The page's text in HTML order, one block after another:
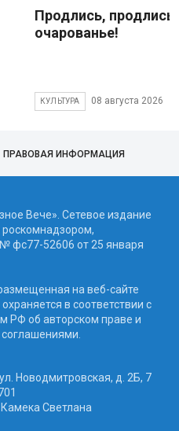
Продлись, продлись
очарованье!
КУЛЬТУРА 08 августа 2026
ПРАВОВАЯ ИНФОРМАЦИЯ
Вече». Сетевое издание
роскомнадзором,
фc77-52606 от 25 января
на веб-сайте
в соответствии с
РФ об авторском праве и
Новодмитровская, д. 2Б, 7
Светлана